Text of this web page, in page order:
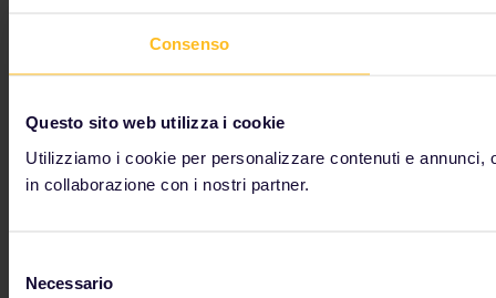
Consenso
Questo sito web utilizza i cookie
Utilizziamo i cookie per personalizzare contenuti e
in collaborazione con i nostri partner.
delNecessario